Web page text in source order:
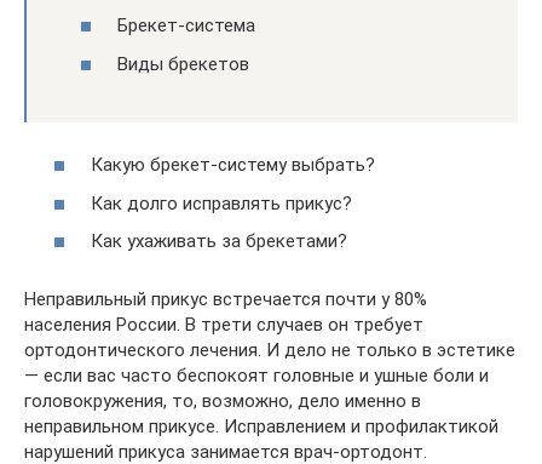
Брекет-система
Виды брекетов
Какую брекет-систему выбрать?
Как долго исправлять прикус?
Как ухаживать за брекетами?
Неправильный прикус встречается почти у 80%
населения России. В трети случаев он требует
ортодонтического лечения. И дело не только в эстетике
— если вас часто беспокоят головные и ушные боли и
головокружения, то, возможно, дело именно в
неправильном прикусе. Исправлением и профилактикой
нарушений прикуса занимается врач-ортодонт.